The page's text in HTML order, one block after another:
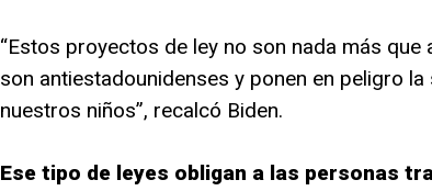
“Estos proyectos de ley no son nada más
son antiestadounidenses y ponen en peligro
nuestros niños”, recalcó Biden.
Ese tipo de leyes obligan a las personas